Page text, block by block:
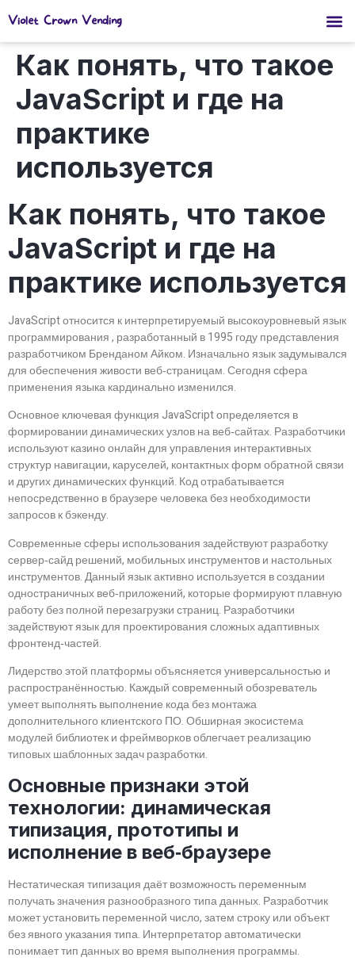
Violet Crown Vending
Как понять, что такое
JavaScript и где на
практике
используется
Как понять, что такое
JavaScript и где на
практике используется
JavaScript относится к интерпретируемый высокоуровневый язык
программирования , разработанный в 1995 году представления
разработчиком Бренданом Айком. Изначально язык задумывался
для обеспечения живости веб‑страницам. Сегодня сфера
применения языка кардинально изменился.
Основное ключевая функция JavaScript определяется в
формировании динамических узлов на веб‑сайтах. Разработчики
используют казино онлайн для управления интерактивных
структур навигации, каруселей, контактных форм обратной связи
и других динамических функций. Код отрабатывается
непосредственно в браузере человека без необходимости
запросов к бэкенду.
Современные сферы использования задействуют разработку
сервер‑сайд решений, мобильных инструментов и настольных
инструментов. Данный язык активно используется в создании
одностраничных веб‑приложений, которые формируют плавную
работу без полной перезагрузки страниц. Разработчики
задействуют язык для проектирования сложных адаптивных
фронтенд‑частей.
Лидерство этой платформы объясняется универсальностью и
распространённостью. Каждый современный обозреватель
умеет выполнять выполнение кода без монтажа
дополнительного клиентского ПО. Обширная экосистема
модулей библиотек и фреймворков облегчает реализацию
типовых шаблонных задач разработки.
Основные признаки этой
технологии: динамическая
типизация, прототипы и
исполнение в веб‑браузере
Нестатическая типизация даёт возможность переменным
получать значения разнообразного типа данных. Разработчик
может установить переменной число, затем строку или объект
без явного указания типа. Интерпретатор автоматически
понимает тип данных во время выполнения программы.